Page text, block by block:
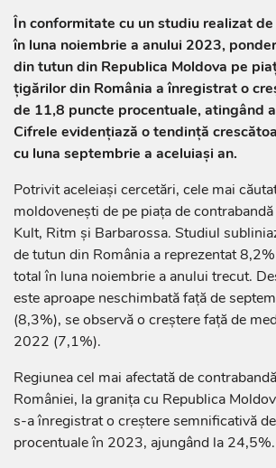
În conformitate cu un studiu realizat de
în luna noiembrie a anului 2023,
din tutun din Republica Moldova pe
țigărilor din România a înregistrat o
de 11,8 puncte procentuale, atingând
Cifrele evidențiază o tendință
cu luna septembrie a aceluiași an.
Potrivit aceleiași cercetări, cele mai
moldovenești de pe piața de
Kult, Ritm și Barbarossa. Studiul
de tutun din România a reprezentat
total în luna noiembrie a anului trecut.
este aproape neschimbată față de
(8,3%), se observă o creștere față de
2022 (7,1%).
Regiunea cel mai afectată de
României, la granița cu Republica
s-a înregistrat o creștere semnificativă
procentuale în 2023, ajungând la 24,5%.